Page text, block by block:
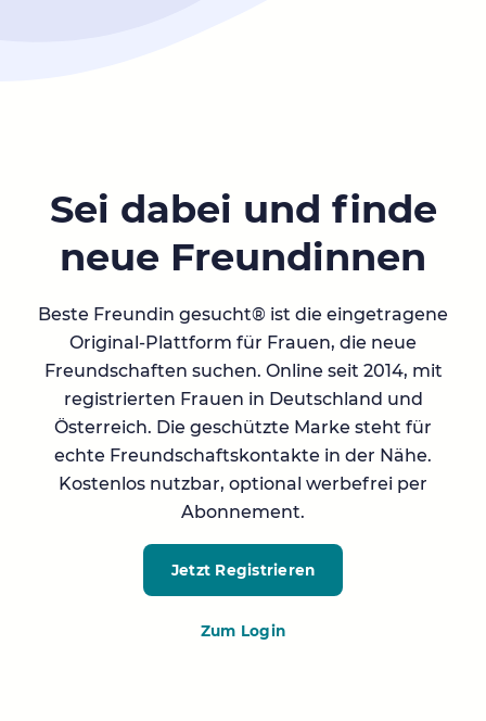
Sei dabei und finde
neue Freundinnen
Beste Freundin gesucht® ist die eingetragene
Original-Plattform für Frauen, die neue
Freundschaften suchen. Online seit 2014, mit
registrierten Frauen in Deutschland und
Österreich. Die geschützte Marke steht für
echte Freundschaftskontakte in der Nähe.
Kostenlos nutzbar, optional werbefrei per
Abonnement.
Jetzt Registrieren
Zum Login